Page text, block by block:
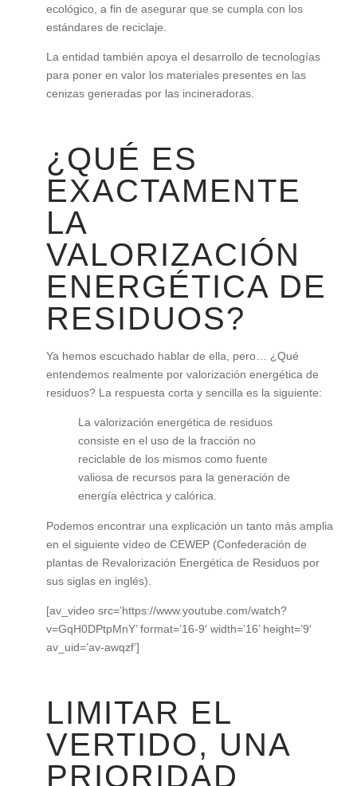
ecológico, a fin de asegurar que se cumpla con los
estándares de reciclaje.
La entidad también apoya el desarrollo de tecnologías
para poner en valor los materiales presentes en las
cenizas generadas por las incineradoras.
¿QUÉ ES
EXACTAMENTE
LA
VALORIZACIÓN
ENERGÉTICA DE
RESIDUOS?
Ya hemos escuchado hablar de ella, pero… ¿Qué
entendemos realmente por valorización energética de
residuos? La respuesta corta y sencilla es la siguiente:
La valorización energética de residuos
consiste en el uso de la fracción no
reciclable de los mismos como fuente
valiosa de recursos para la generación de
energía eléctrica y calórica.
Podemos encontrar una explicación un tanto más amplia
en el siguiente vídeo de CEWEP (Confederación de
plantas de Revalorización Energética de Residuos por
sus siglas en inglés).
[av_video src=’https://www.youtube.com/watch?
v=GqH0DPtpMnY’ format=’16-9′ width=’16’ height=’9′
av_uid=’av-awqzf’]
LIMITAR EL
VERTIDO, UNA
PRIORIDAD